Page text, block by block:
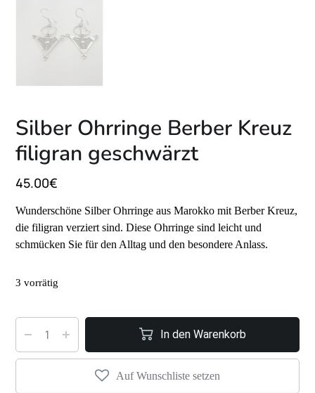
Silber Ohrringe Berber Kreuz
filigran geschwärzt
45.00€
Wunderschöne Silber Ohrringe aus Marokko mit Berber Kreuz,
die filigran verziert sind. Diese Ohrringe sind leicht und
schmücken Sie für den Alltag und den besondere Anlass.
3 vorrätig
In den Warenkorb
Auf Wunschliste setzen